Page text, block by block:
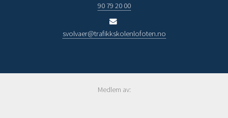
90 79 20 00
svolvaer@trafikkskolenlofoten.no
Medlem av: